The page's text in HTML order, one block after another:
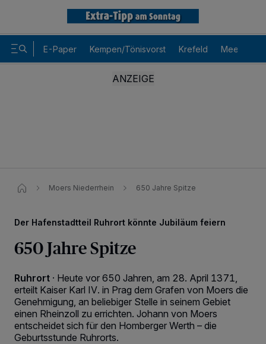
E-Paper Kempen/Tönisvorst Krefeld Meerbusch
Moers Niederrhein 650 Jahre Spitze
Der Hafenstadtteil Ruhrort könnte Jubiläum feiern
650 Jahre Spitze
Ruhrort · Heute vor 650 Jahren, am 28. April 1371,
erteilt Kaiser Karl IV. in Prag dem Grafen von Moers die
Genehmigung, an beliebiger Stelle in seinem Gebiet
einen Rheinzoll zu errichten. Johann von Moers
entscheidet sich für den Homberger Werth – die
Geburtsstunde Ruhrorts.